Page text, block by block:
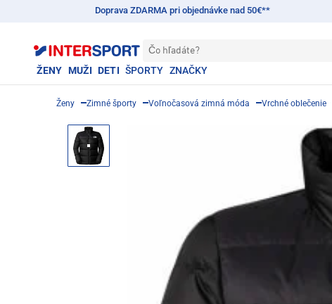
Doprava ZDARMA pri objednávke nad 50€**
Čo hľadáte?
ŽENY MUŽI DETI ŠPORTY ZNAČKY
Ženy Zimné športy Voľnočasová zimná móda Vrchné oblečenie